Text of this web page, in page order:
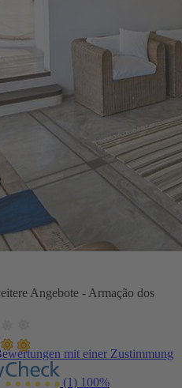
Angebote - Armação dos
mit einer Zustimmung
(1) 100%